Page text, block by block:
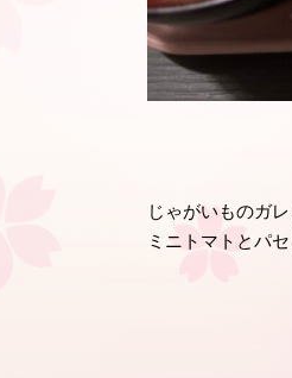
じゃがいものガ
ミニトマトとパ